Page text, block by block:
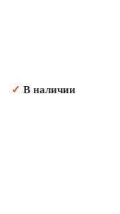
✓ В наличии